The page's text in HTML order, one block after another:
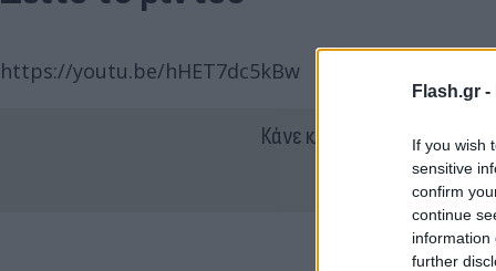
Flash.gr -
If you wish
sensitive
confirm
continue
information
further
https://youtu.be/hHET7dc5kBw
Κάνε κλικ και δες